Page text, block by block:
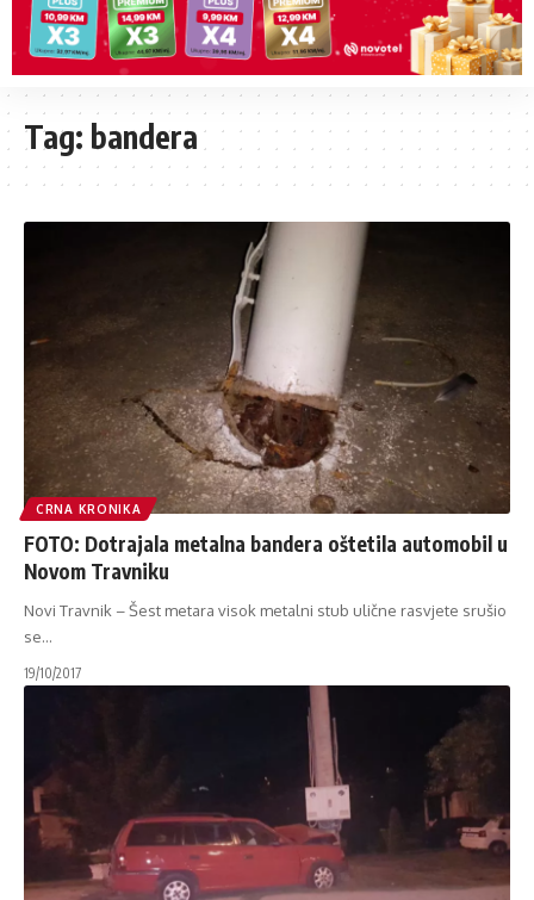
Tag: bandera
CRNA KRONIKA
FOTO: Dotrajala metalna bandera oštetila automobil u
Novom Travniku
Novi Travnik – Šest metara visok metalni stub ulične rasvjete srušio
se…
19/10/2017